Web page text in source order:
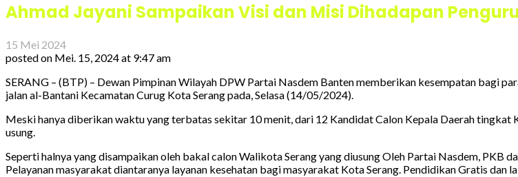
Ahmad Jayani Sampaikan Visi dan Misi Dihadapan
15 Mei 2024
posted on Mei. 15, 2024 at 9:47 am
SERANG – (BTP) – Dewan Pimpinan Wilayah DPW Partai Nasdem Banten memberikan kesempatan bagi
jalan al-Bantani Kecamatan Curug Kota Serang pada, Selasa (14/05/2024).
Meski hanya diberikan waktu yang terbatas sekitar 10 menit, dari 12 Kandidat Calon Kepala Daerah
usung.
Seperti halnya yang disampaikan oleh bakal calon Walikota Serang yang diusung Oleh Partai Nasdem, PKB
Pelayanan masyarakat diantaranya layanan kesehatan bagi masyarakat Kota Serang. Pendidikan Gratis dan